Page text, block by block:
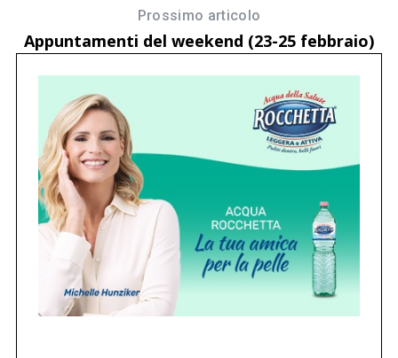
Prossimo articolo
Appuntamenti del weekend (23-25 febbraio)